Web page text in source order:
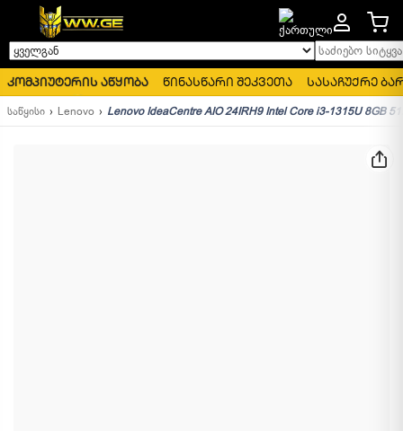
ყველგან საძიებო
კომპიუტერის აწყობა წინასწარი შეკვეთა სასაჩუქრე
საწყისი Lenovo Lenovo IdeaCentre AIO 24IRH9 Intel Core i3-1315U 8GB